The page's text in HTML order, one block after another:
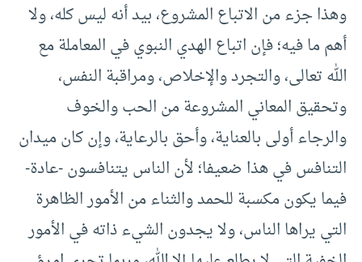
وهذا جزء من الاتباع المشروع، بيد أنه ليس كله، ولا
أهم ما فيه؛ فإن اتباع الهدي النبوي في المعاملة مع
الله تعالى، والتجرد والإخلاص، ومراقبة النفس،
وتحقيق المعاني المشروعة من الحب والخوف
والرجاء أولى بالعناية، وأحق بالرعاية، وإن كان ميدان
التنافس في هذا ضعيفا؛ لأن الناس يتنافسون -عادة-
فيما يكون مكسبة للحمد والثناء من الأمور الظاهرة
التي يراها الناس، ولا يجدون الشيء ذاته في الأمور